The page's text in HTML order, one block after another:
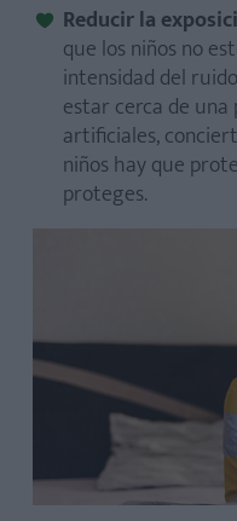
Reducir la
que los niños no
intensidad del
estar cerca de
artificiales,
niños hay que
proteges.